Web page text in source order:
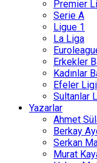
Premier
Serie A
Ligue 1
La Liga
Erkekler
Kadınlar
Efeler Ligi
Sultanlar
Yazarlar
Ahmet
Berkay
Serkan
Murat